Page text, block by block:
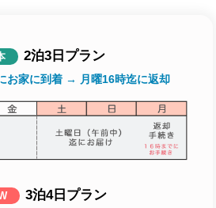
2泊3日プラン
お家に到着 → 月曜16時迄に返却
3泊4日プラン